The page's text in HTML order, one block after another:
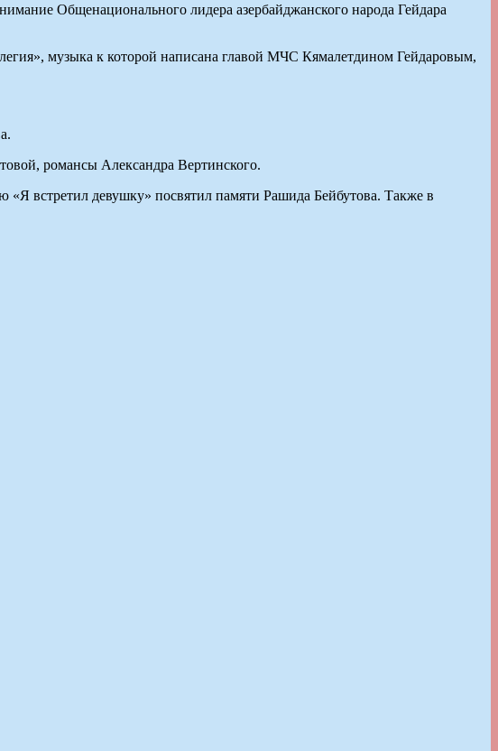
Общенационального лидера азербайджанского народа Гейдара
музыка к которой написана главой МЧС Кямалетдином Гейдаровым,
романсы Александра Вертинского.
встретил девушку» посвятил памяти Рашида Бейбутова. Также в